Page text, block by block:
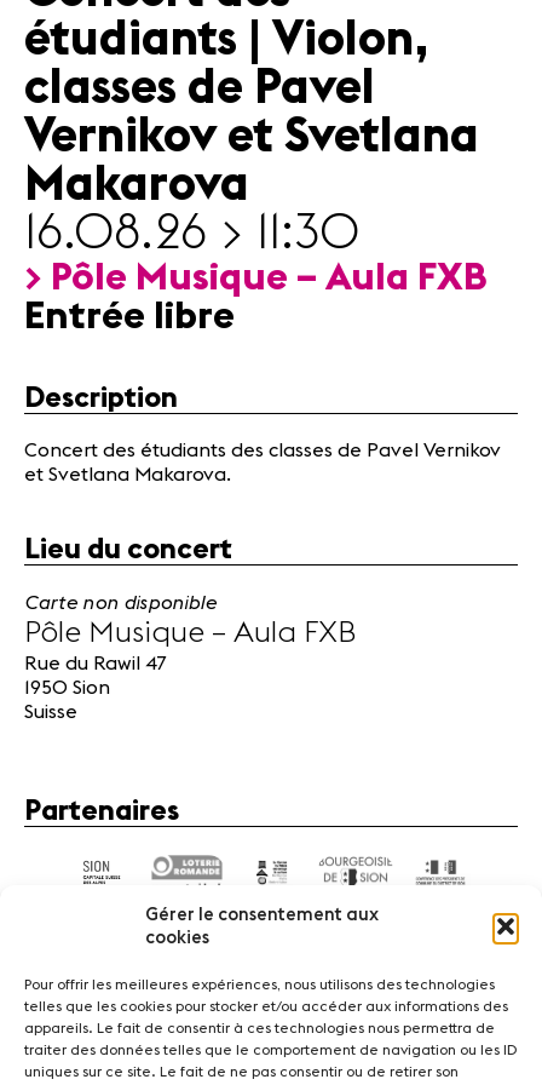
Gérer le consentement aux
cookies
Pour offrir les meilleures expériences, nous utilisons des technologies
telles que les cookies pour stocker et/ou accéder aux informations des
appareils. Le fait de consentir à ces technologies nous permettra de
traiter des données telles que le comportement de navigation ou les ID
uniques sur ce site. Le fait de ne pas consentir ou de retirer son
Actualités
Partenaires
Actualités
Concerts
Bénévoles
Médiation
Revue de
A propos
Mentions
légales
étudiants | Violon,
classes de Pavel
Vernikov et Svetlana
Makarova
16.08.26 > 11:30
> Pôle Musique – Aula FXB
Entrée libre
Description
Concert des étudiants des classes de Pavel Vernikov
et Svetlana Makarova.
Lieu du concert
Carte non disponible
Pôle Musique – Aula FXB
Rue du Rawil 47
1950 Sion
Suisse
Partenaires
ActualitésConcertsBénévolesMédiation